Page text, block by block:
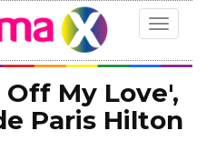
Toggle
My Love',
Paris Hilton